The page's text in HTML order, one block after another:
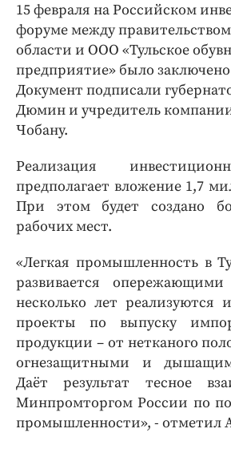
15 февраля на Российском
форуме между
области и ООО «Тульское
предприятие» было
Документ подписали
Дюмин и учредитель
Чобану.
Реализация
предполагает вложение 1,7
При этом будет создано
рабочих мест.
«Легкая промышленность в
развивается
несколько лет реализуются
проекты по выпуску
продукции – от нетканого
огнезащитными и
Даёт результат тесное
Минпромторгом России по
промышленности», - отметил